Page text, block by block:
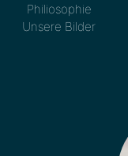
Philiosophie
Unsere Bilder